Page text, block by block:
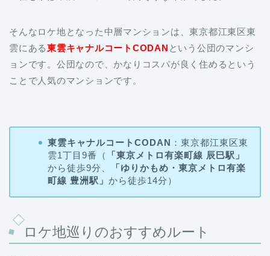
そんなロケ地となった中層マンションは、東京都江東区東
雲にある東雲キャナルコートCODAN という公団のマンシ
ョンです。公団なので、かなりコスパが良く住めるという
ことで人気のマンションです。
東雲キャナルコートCODAN ：東京都江東区東
雲1丁目9番（
「東京メトロ有楽町線 辰巳駅」
から徒歩9分、
「ゆりかもめ・東京メトロ有楽
町線 豊洲駅」 から徒歩14分）
ロケ地巡りのおすすめルート